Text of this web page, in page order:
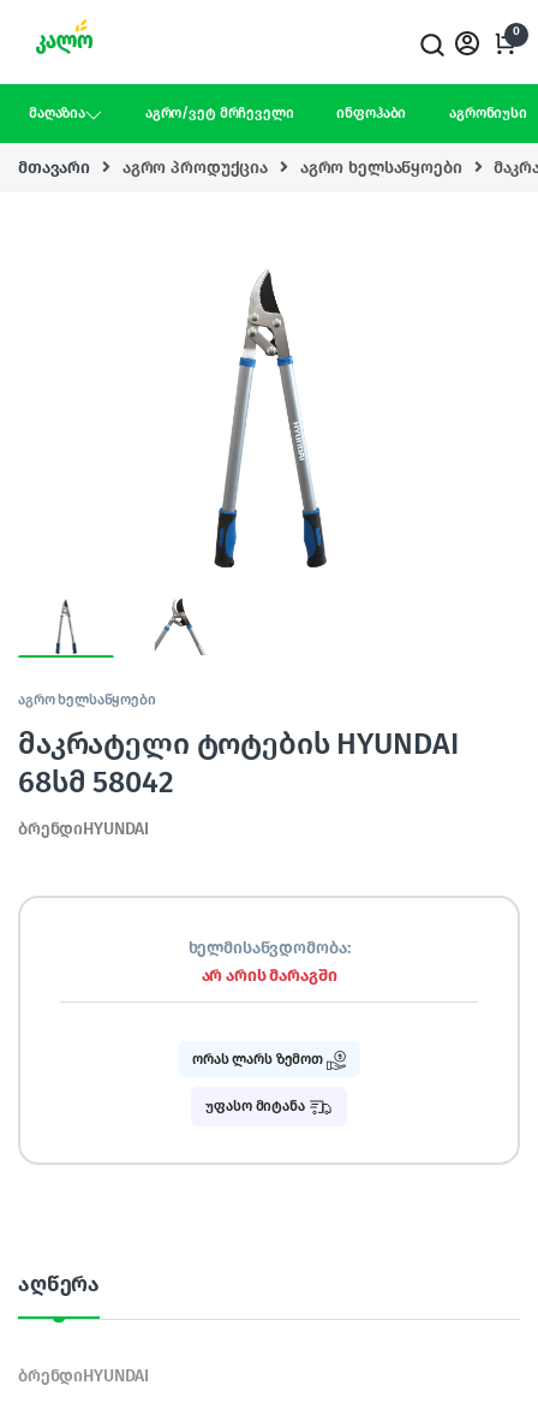
0
მაღაზია აგრო/ვეტ მრჩეველი ინფოჰაბი აგრონიუსი
მთავარი აგრო პროდუქცია აგრო ხელსაწყოები
აგრო ხელსაწყოები
მაკრატელი ტოტების HYUNDAI
68სმ 58042
ბრენდიHYUNDAI
ხელმისაწვდომობა:
არ არის მარაგში
ორას ლარს ზემოთ
უფასო მიტანა
აღწერა
ბრენდიHYUNDAI